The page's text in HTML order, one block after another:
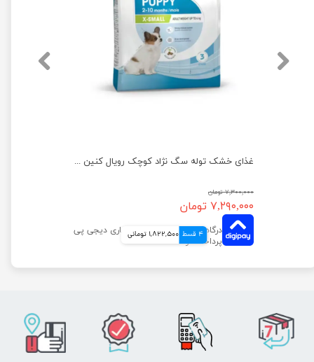
غذای خشک توله سگ نژاد کوچک رویال کنین ایکس اسمال وزن ۱.۵ کیلوگرم
۷,۳۰۰,۰۰۰ تومان
۷,۲۹۰,۰۰۰ تومان
4 قسط 1,822,500 تومانی